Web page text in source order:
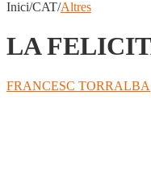
Inici/CAT/Altres
LA
FRANCESC TORRALBA